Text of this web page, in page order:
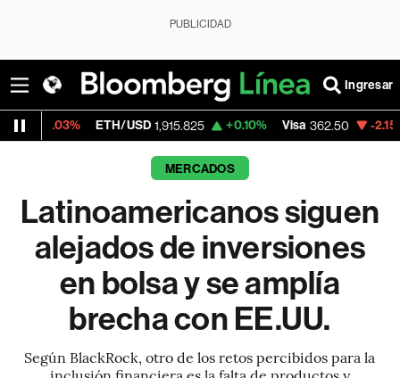
PUBLICIDAD
Ingresar
ETH/USD 1,915.825 +0.10% Visa 362.50 -2.15%
MERCADOS
Latinoamericanos siguen
alejados de inversiones
en bolsa y se amplía
brecha con EE.UU.
Según BlackRock, otro de los retos percibidos para la